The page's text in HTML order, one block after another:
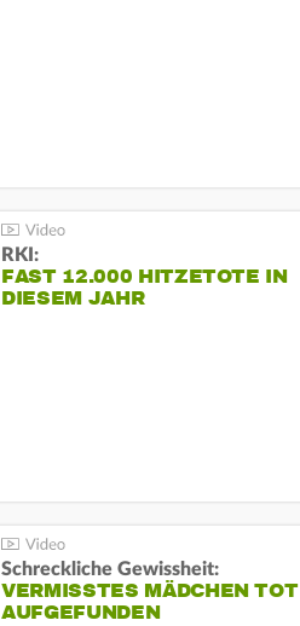
RKI:
FAST 12.000 HITZETOTE IN
DIESEM JAHR
Schreckliche Gewissheit:
VERMISSTES MÄDCHEN TOT
AUFGEFUNDEN